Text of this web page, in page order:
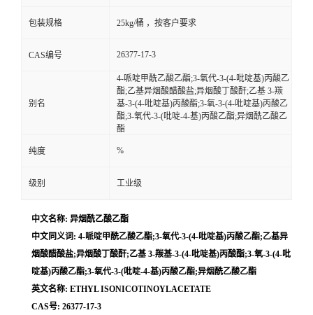
包装规格 25kg/桶 ，按客户要求
CAS编号 26377-17-3
别名
4-哌啶甲酰乙酸乙酯;3-氧代-3-(4-吡啶基)丙酸乙
酯;乙基异烟酸醋酸盐;异烟酸丁酸酐;乙基 3-羰
基-3-(4-吡啶基)丙酸酯;3-氧-3-(4-吡啶基)丙酸乙
酯;3-氧代-3-(吡啶-4-基)丙酸乙酯;异烟酰乙酸乙
酯
纯度 %
级别 工业级
中文名称: 异烟酰乙酸乙酯
中文同义词: 4-哌啶甲酰乙酸乙酯;3-氧代-3-(4-吡啶基)丙酸乙酯;乙基异
烟酸醋酸盐;异烟酸丁酸酐;乙基 3-羰基-3-(4-吡啶基)丙酸酯;3-氧-3-(4-吡
啶基)丙酸乙酯;3-氧代-3-(吡啶-4-基)丙酸乙酯;异烟酰乙酸乙酯
英文名称: ETHYL ISONICOTINOYLACETATE
CAS号: 26377-17-3